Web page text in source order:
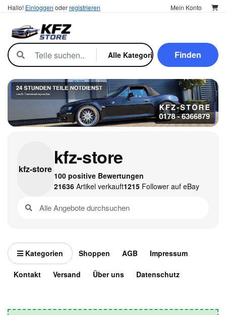
Hallo! Einloggen oderregistrieren Mein Konto
Finden
kfz-store
kfz-store
100 positive Bewertungen
21636Artikel verkauft1215Follower auf eBay
Kategorien Shoppen AGB Impressum
Kontakt Versand Über uns Datenschutz